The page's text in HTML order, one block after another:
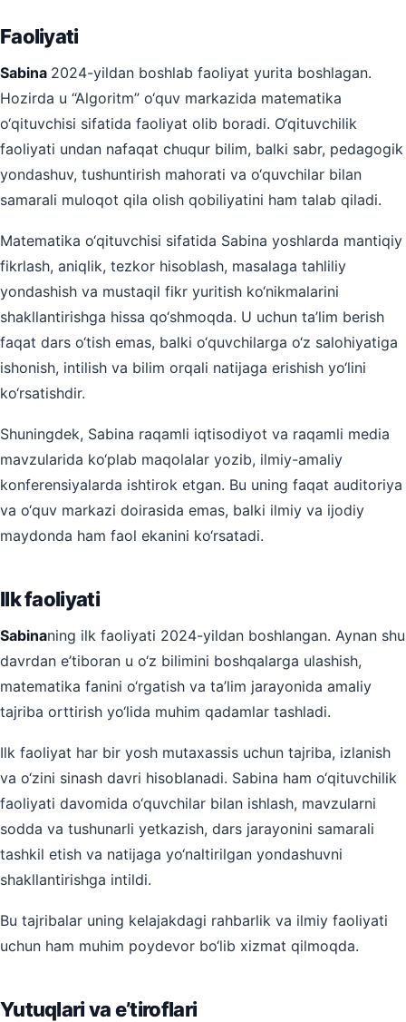
Faoliyati
Sabina 2024-yildan boshlab faoliyat yurita boshlagan.
Hozirda u “Algoritm” o‘quv markazida matematika
o‘qituvchisi sifatida faoliyat olib boradi. O‘qituvchilik
faoliyati undan nafaqat chuqur bilim, balki sabr, pedagogik
yondashuv, tushuntirish mahorati va o‘quvchilar bilan
samarali muloqot qila olish qobiliyatini ham talab qiladi.
Matematika o‘qituvchisi sifatida Sabina yoshlarda mantiqiy
fikrlash, aniqlik, tezkor hisoblash, masalaga tahliliy
yondashish va mustaqil fikr yuritish ko‘nikmalarini
shakllantirishga hissa qo‘shmoqda. U uchun ta’lim berish
faqat dars o‘tish emas, balki o‘quvchilarga o‘z salohiyatiga
ishonish, intilish va bilim orqali natijaga erishish yo‘lini
ko‘rsatishdir.
Shuningdek, Sabina raqamli iqtisodiyot va raqamli media
mavzularida ko‘plab maqolalar yozib, ilmiy-amaliy
konferensiyalarda ishtirok etgan. Bu uning faqat auditoriya
va o‘quv markazi doirasida emas, balki ilmiy va ijodiy
maydonda ham faol ekanini ko‘rsatadi.
Ilk faoliyati
Sabinaning ilk faoliyati 2024-yildan boshlangan. Aynan shu
davrdan e’tiboran u o‘z bilimini boshqalarga ulashish,
matematika fanini o‘rgatish va ta’lim jarayonida amaliy
tajriba orttirish yo‘lida muhim qadamlar tashladi.
Ilk faoliyat har bir yosh mutaxassis uchun tajriba, izlanish
va o‘zini sinash davri hisoblanadi. Sabina ham o‘qituvchilik
faoliyati davomida o‘quvchilar bilan ishlash, mavzularni
sodda va tushunarli yetkazish, dars jarayonini samarali
tashkil etish va natijaga yo‘naltirilgan yondashuvni
shakllantirishga intildi.
Bu tajribalar uning kelajakdagi rahbarlik va ilmiy faoliyati
uchun ham muhim poydevor bo‘lib xizmat qilmoqda.
Yutuqlari va e’tiroflari